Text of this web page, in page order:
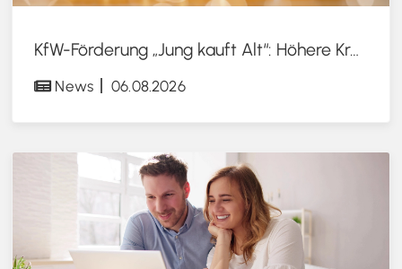
KfW-Förderung „Jung kauft Alt“: Höhere Kredite ab August 2026
News 06.08.2026